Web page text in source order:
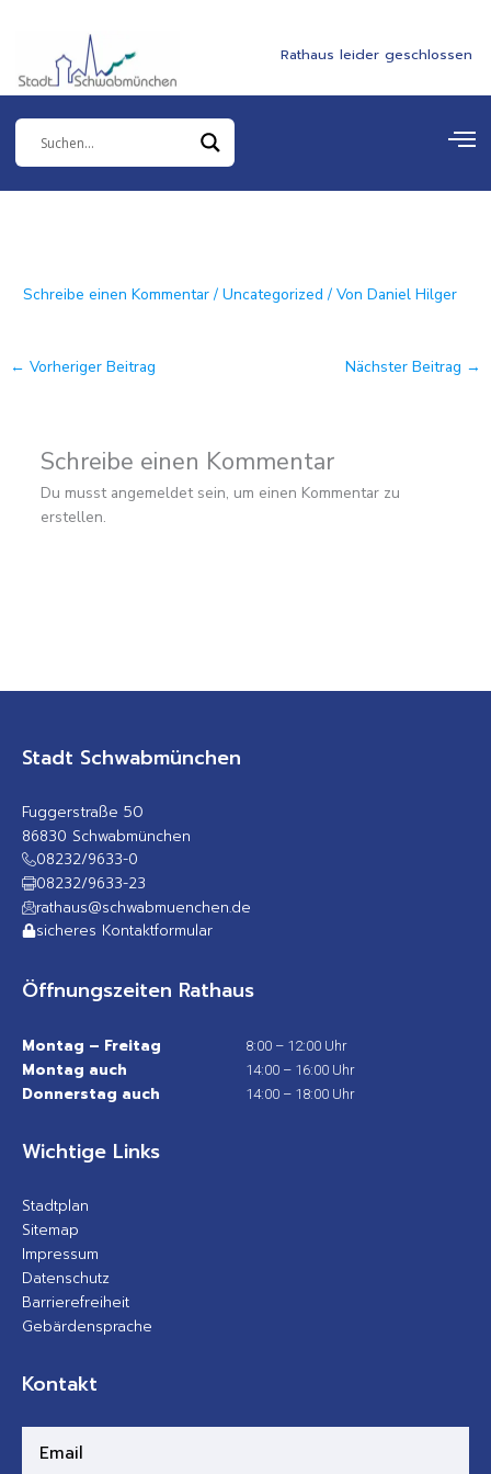
springen
Rathaus leider geschlossen
Schreibe einen Kommentar /Uncategorized / VonDaniel Hilger
← Vorheriger Beitrag Nächster Beitrag →
Schreibe einen Kommentar
Du musst angemeldet sein, um einen Kommentar zu
erstellen.
Stadt Schwabmünchen
Fuggerstraße 50
86830 Schwabmünchen
08232/9633-0
08232/9633-23
rathaus@schwabmuenchen.de
sicheres Kontaktformular
Öffnungszeiten Rathaus
Montag – Freitag 8:00 – 12:00 Uhr
Montag auch 14:00 – 16:00 Uhr
Donnerstag auch 14:00 – 18:00 Uhr
Wichtige Links
Stadtplan
Sitemap
Impressum
Datenschutz
Barrierefreiheit
Gebärdensprache
Kontakt